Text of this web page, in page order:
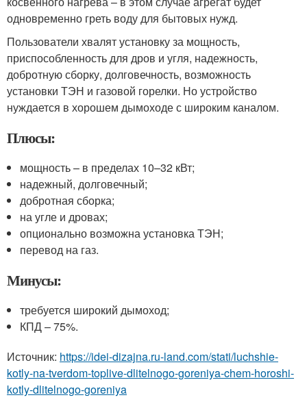
одновременно греть воду для бытовых нужд.
Пользователи хвалят установку за мощность,
приспособленность для дров и угля, надежность,
добротную сборку, долговечность, возможность
установки ТЭН и газовой горелки. Но устройство
нуждается в хорошем дымоходе с широким каналом.
Плюсы:
мощность – в пределах 10–32 кВт;
надежный, долговечный;
добротная сборка;
на угле и дровах;
опционально возможна установка ТЭН;
перевод на газ.
Минусы:
требуется широкий дымоход;
КПД – 75%.
Источник: https://idei-dizajna.ru-land.com/stati/luchshie-
kotly-na-tverdom-toplive-dlitelnogo-goreniya-chem-horoshi-
kotly-dlitelnogo-goreniya